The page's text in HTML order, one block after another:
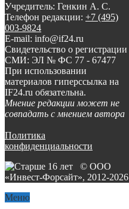
Учредитель: Генкин А. С.
Телефон редакции: +7 (495)
003-9824
E-mail: info@if24.ru
Свидетельство о регистрации
СМИ: ЭЛ № ФС 77 - 67477
При использовании
материалов гиперссылка на
IF24.ru обязательна.
Мнение редакции может не
совпадать с мнением автора
Политика
конфиденциальности
© ООО
«Инвест-Форсайт», 2012-2026
Меню